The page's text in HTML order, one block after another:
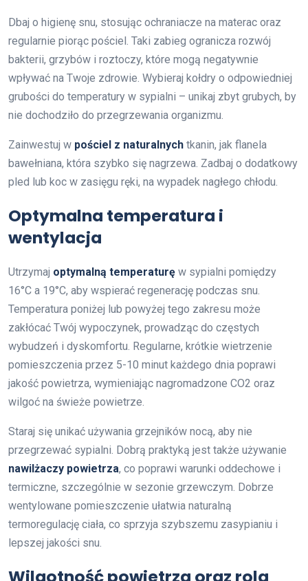
Dbaj o higienę snu, stosując ochraniacze na materac oraz
regularnie piorąc pościel. Taki zabieg ogranicza rozwój
bakterii, grzybów i roztoczy, które mogą negatywnie
wpływać na Twoje zdrowie. Wybieraj kołdry o odpowiedniej
grubości do temperatury w sypialni – unikaj zbyt grubych, by
nie dochodziło do przegrzewania organizmu.
Zainwestuj w pościel z naturalnych tkanin, jak flanela
bawełniana, która szybko się nagrzewa. Zadbaj o dodatkowy
pled lub koc w zasięgu ręki, na wypadek nagłego chłodu.
Optymalna temperatura i
wentylacja
Utrzymaj optymalną temperaturę w sypialni pomiędzy
16°C a 19°C, aby wspierać regenerację podczas snu.
Temperatura poniżej lub powyżej tego zakresu może
zakłócać Twój wypoczynek, prowadząc do częstych
wybudzeń i dyskomfortu. Regularne, krótkie wietrzenie
pomieszczenia przez 5-10 minut każdego dnia poprawi
jakość powietrza, wymieniając nagromadzone CO2 oraz
wilgoć na świeże powietrze.
Staraj się unikać używania grzejników nocą, aby nie
przegrzewać sypialni. Dobrą praktyką jest także używanie
nawilżaczy powietrza, co poprawi warunki oddechowe i
termiczne, szczególnie w sezonie grzewczym. Dobrze
wentylowane pomieszczenie ułatwia naturalną
termoregulację ciała, co sprzyja szybszemu zasypianiu i
lepszej jakości snu.